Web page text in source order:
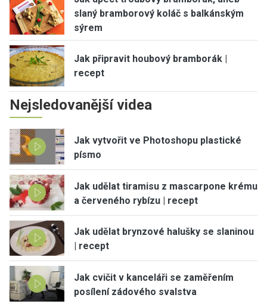
slaný bramborový koláč s balkánským
sýrem
Jak připravit houbový bramborák |
recept
Nejsledovanější videa
Jak vytvořit ve Photoshopu plastické
písmo
Jak udělat tiramisu z mascarpone krému
a červeného rybízu | recept
Jak udělat brynzové halušky se slaninou
| recept
Jak cvičit v kanceláři se zaměřením
posílení zádového svalstva